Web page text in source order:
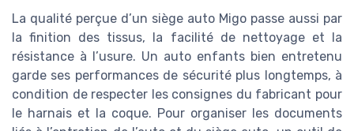
La qualité perçue d’un siège auto Migo passe aussi par
la finition des tissus, la facilité de nettoyage et la
résistance à l’usure. Un auto enfants bien entretenu
garde ses performances de sécurité plus longtemps, à
condition de respecter les consignes du fabricant pour
le harnais et la coque. Pour organiser les documents